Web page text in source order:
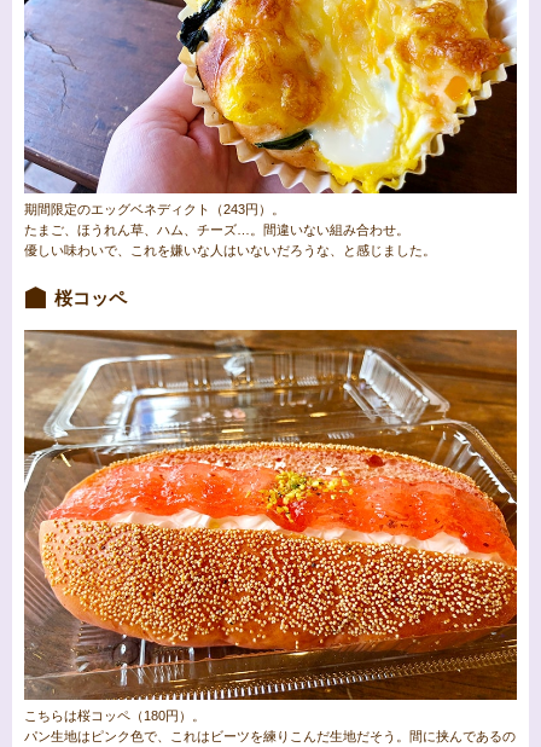
期間限定のエッグベネディクト（243円）。
たまご、ほうれん草、ハム、チーズ…。間違いない組み合わせ。
優しい味わいで、これを嫌いな人はいないだろうな、と感じました。
桜コッペ
こちらは桜コッペ（180円）。
パン生地はピンク色で、これはビーツを練りこんだ生地だそう。間に挟んであるの